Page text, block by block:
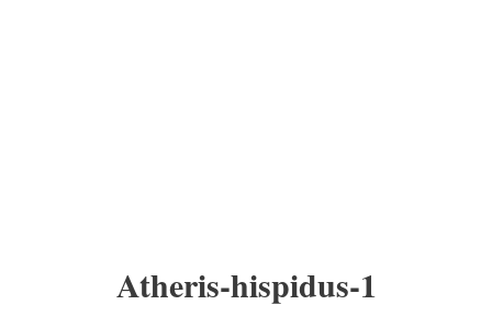
Atheris-hispidus-1